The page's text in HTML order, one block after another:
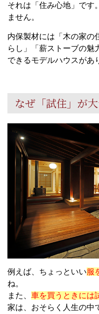
それは「住み心地」です
ません。
内保製材には「木の家の
らし」「薪ストーブの魅
できるモデルハウスがあ
なぜ「試住」が
例えば、ちょっといい服
ね。
また、 車を買うときには
家は、おそらく人生の中